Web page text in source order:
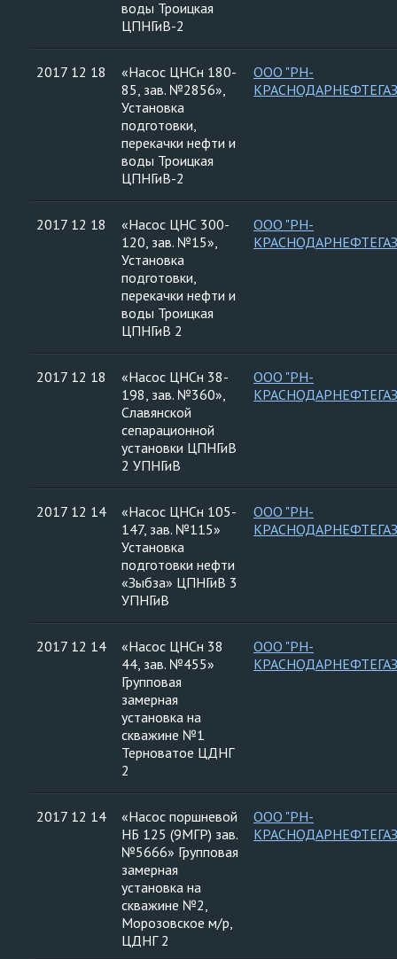
воды Троицкая
ЦПНГиВ-2
2017 12 18
«Насос ЦНСн 180-
85, зав. №2856»,
Установка
подготовки,
перекачки нефти и
воды Троицкая
ЦПНГиВ-2
ООО "РН-
2017 12 18
«Насос ЦНС 300-
120, зав. №15»,
Установка
подготовки,
перекачки нефти и
воды Троицкая
ЦПНГиВ 2
ООО "РН-
2017 12 18
«Насос ЦНСн 38-
198, зав. №360»,
Славянской
сепарационной
установки ЦПНГиВ
2 УПНГиВ
ООО "РН-
2017 12 14
«Насос ЦНСн 105-
147, зав. №115»
Установка
подготовки нефти
«Зыбза» ЦПНГиВ 3
УПНГиВ
ООО "РН-
2017 12 14
«Насос ЦНСн 38
44, зав. №455»
Групповая
замерная
установка на
скважине №1
Терноватое ЦДНГ
2
ООО "РН-
2017 12 14
«Насос поршневой
НБ 125 (9МГР) зав.
№5666» Групповая
замерная
установка на
скважине №2,
Морозовское м/р,
ЦДНГ 2
ООО "РН-